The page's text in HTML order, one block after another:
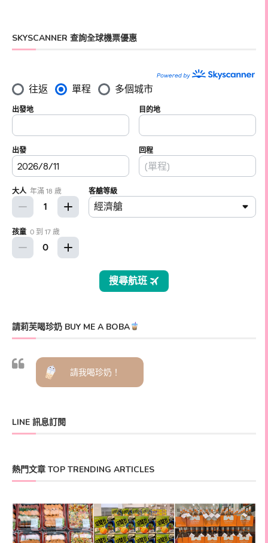
SKYSCANNER 查詢全球機票優惠
請莉芙喝珍奶 BUY ME A BOBA
請我喝珍奶！
LINE 訊息訂閱
熱門文章 TOP TRENDING ARTICLES